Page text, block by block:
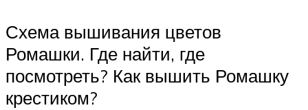
Схема вышивания цветов
Ромашки. Где найти, где
посмотреть? Как вышить Ромашку
крестиком?